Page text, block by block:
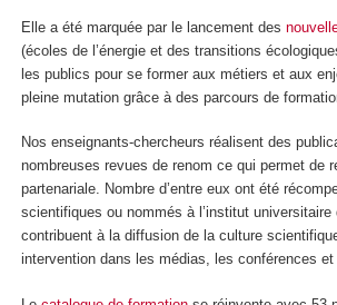
Elle a été marquée par le lancement des
(écoles de l’énergie et des transitions
les publics pour se former aux métiers et aux
pleine mutation grâce à des parcours de
Nos enseignants-chercheurs réalisent des
nombreuses revues de renom ce qui permet de
partenariale. Nombre d’entre eux ont été
scientifiques ou nommés à l’institut universitaire
contribuent à la diffusion de la culture
intervention dans les médias, les conférences